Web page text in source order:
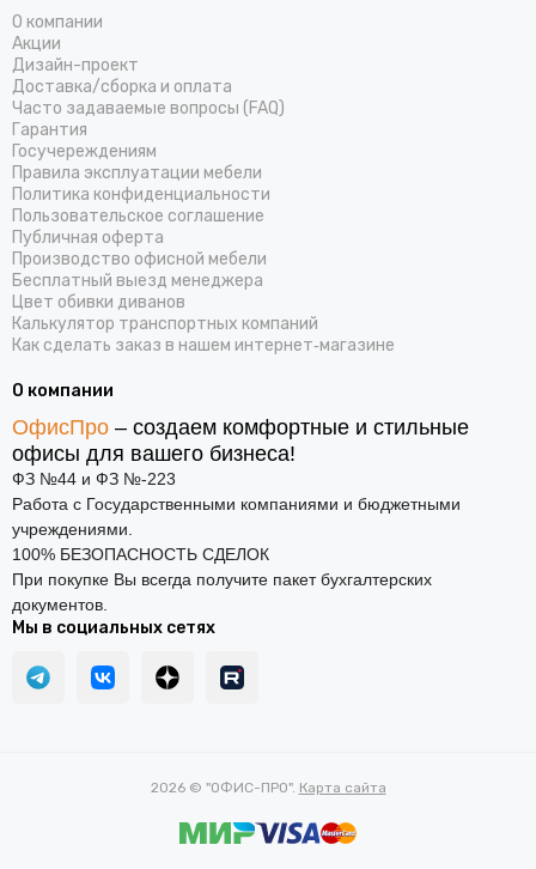
О компании
Акции
Дизайн-проект
Доставка/cборка и оплата
Часто задаваемые вопросы (FAQ)
Гарантия
Госучереждениям
Правила эксплуатации мебели
Политика конфиденциальности
Пользовательское соглашение
Публичная оферта
Производство офисной мебели
Бесплатный выезд менеджера
Цвет обивки диванов
Калькулятор транспортных компаний
Как сделать заказ в нашем интернет‑магазине
О компании
ОфисПро – создаем комфортные и стильные
офисы для вашего бизнеса!
ФЗ №44 и ФЗ №-223
Работа с Государственными компаниями и бюджетными
учреждениями.
100% БЕЗОПАСНОСТЬ СДЕЛОК
При покупке Вы всегда получите пакет бухгалтерских
документов.
Мы в социальных сетях
2026 © "ОФИС-ПРО". Карта сайта